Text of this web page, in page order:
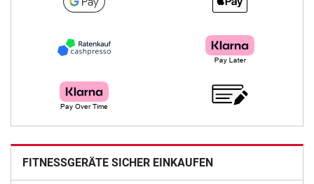
FITNESSGERÄTE SICHER EINKAUFEN